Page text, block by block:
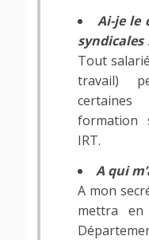
Ai-je le
syndicales
Tout
travail)
formation
IRT.
A qui
A mon
mettra en